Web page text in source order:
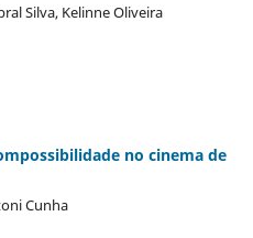
Silva, Kelinne Oliveira
no cinema de
Cunha